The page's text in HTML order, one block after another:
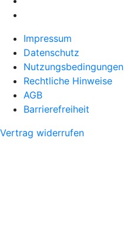
Impressum
Datenschutz
Nutzungsbedingungen
Rechtliche Hinweise
AGB
Barrierefreiheit
Vertrag widerrufen